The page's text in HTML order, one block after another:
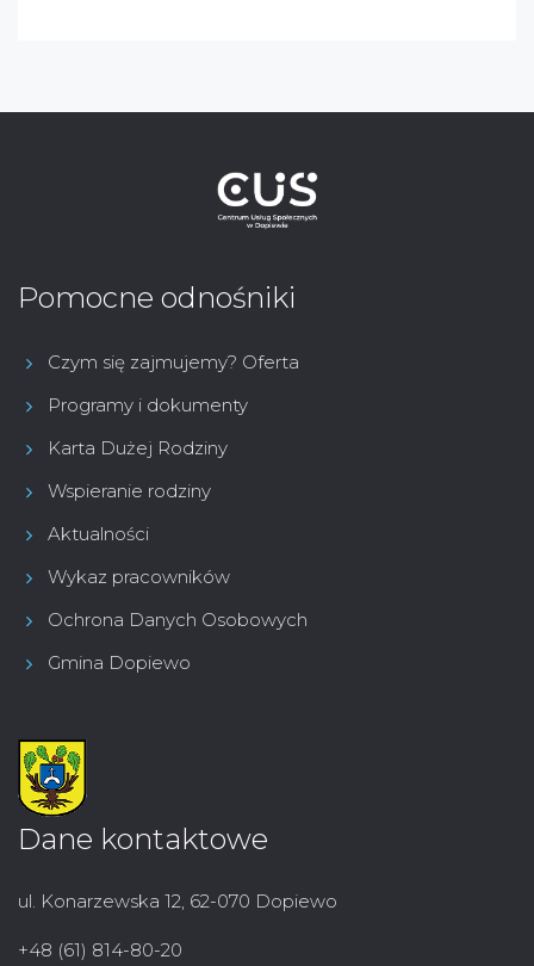
Pomocne odnośniki
Czym się zajmujemy? Oferta
Programy i dokumenty
Karta Dużej Rodziny
Wspieranie rodziny
Aktualności
Wykaz pracowników
Ochrona Danych Osobowych
Gmina Dopiewo
Dane kontaktowe
ul. Konarzewska 12, 62-070 Dopiewo
+48 (61) 814-80-20